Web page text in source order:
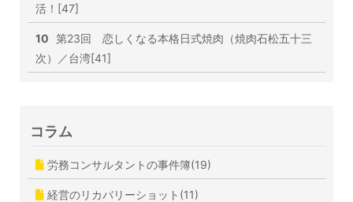
活！[47]
10 第23回 恋しくなる本格日式焼肉（焼肉石松五十三
次）／台湾[41]
コラム
労務コンサルタントの事件簿(19)
経営のリカバリーショット(11)